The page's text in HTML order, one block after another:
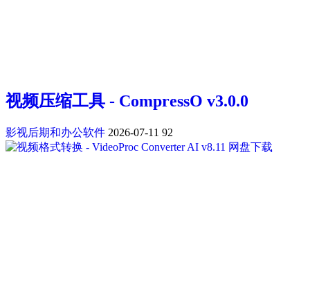
视频压缩工具 - CompressO v3.0.0
影视后期和办公软件 2026-07-11 92